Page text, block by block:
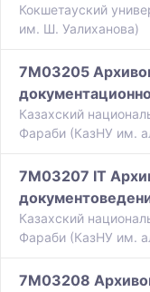
Кокшетауский
им. Ш. Уалиханова)
7M03205
Казахский
Фараби (КазНУ им.
7M03207 IT
Казахский
Фараби (КазНУ им.
7M03208